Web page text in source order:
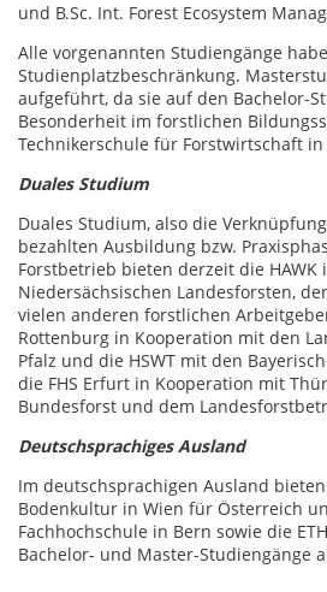
und B.Sc. Int. Forest Ecosystem
Alle vorgenannten Studiengänge
Studienplatzbeschränkung.
aufgeführt, da sie auf den Bachelor-
Besonderheit im forstlichen
Technikerschule für Forstwirtschaft
Duales Studium
Duales Studium, also die
bezahlten Ausbildung bzw.
Forstbetrieb bieten derzeit die
Niedersächsischen Landesforsten,
vielen anderen forstlichen
Rottenburg in Kooperation mit den
Pfalz und die HSWT mit den
die FHS Erfurt in Kooperation mit
Bundesforst und dem
Deutschsprachiges Ausland
Im deutschsprachigen Ausland
Bodenkultur in Wien für Österreich
Fachhochschule in Bern sowie die
Bachelor- und Master-Studiengänge